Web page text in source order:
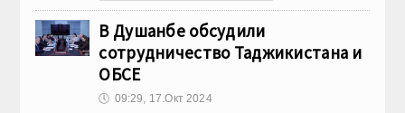
В Душанбе обсудили
сотрудничество Таджикистана и
ОБСЕ
🕔 09:29, 17.Окт 2024